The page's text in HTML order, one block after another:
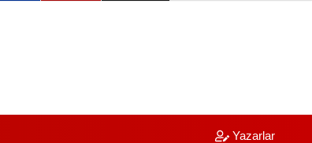
Yazarlar